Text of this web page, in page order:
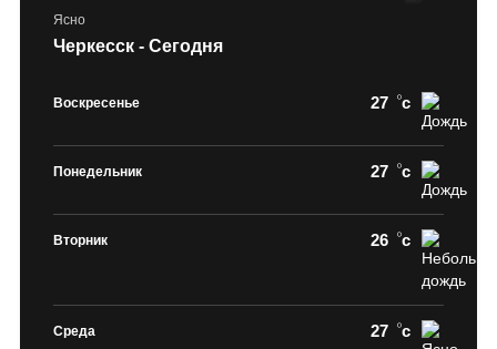
Ясно
Черкесск - Сегодня
Воскресенье 27 c
Понедельник 27 c
Вторник 26 c
Среда 27 c